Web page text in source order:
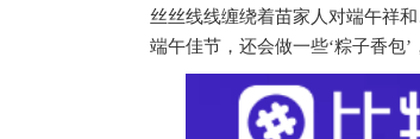
丝丝线线缠绕着苗家人对端午祥
端午佳节，还会做一些‘粽子香包